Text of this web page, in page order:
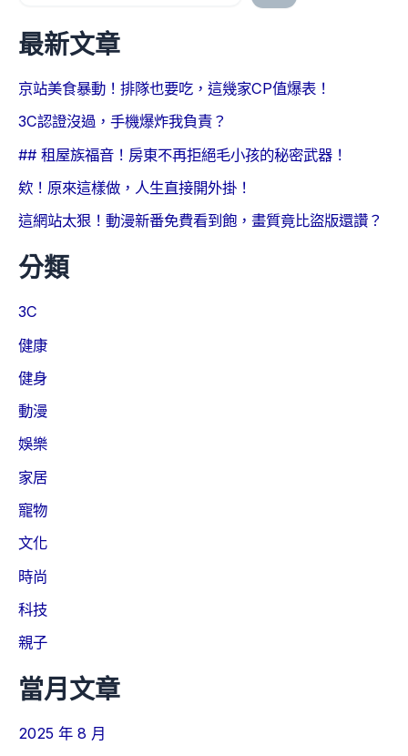
最新文章
京站美食暴動！排隊也要吃，這幾家CP值爆表！
3C認證沒過，手機爆炸我負責？
## 租屋族福音！房東不再拒絕毛小孩的秘密武器！
欸！原來這樣做，人生直接開外掛！
這網站太狠！動漫新番免費看到飽，畫質竟比盜版還讚？
分類
3C
健康
健身
動漫
娛樂
家居
寵物
文化
時尚
科技
親子
當月文章
2025 年 8 月